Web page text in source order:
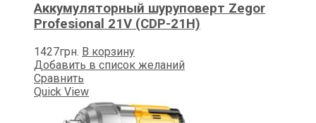
Аккумуляторный шуруповерт Zegor
Profesional 21V (CDP-21H)
1427грн. В корзину
Добавить в список желаний
Сравнить
Quick View